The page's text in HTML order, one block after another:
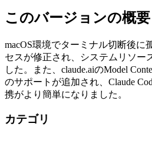
このバージョンの概要
macOS環境でターミナル切断後に
セスが修正され、システムリソー
した。また、claude.aiのModel
のサポートが追加され、Claude
携がより簡単になりました。
カテゴリ